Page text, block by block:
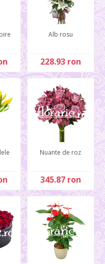
Alb rosu
228.93 ron
Nuante de roz
345.87 ron